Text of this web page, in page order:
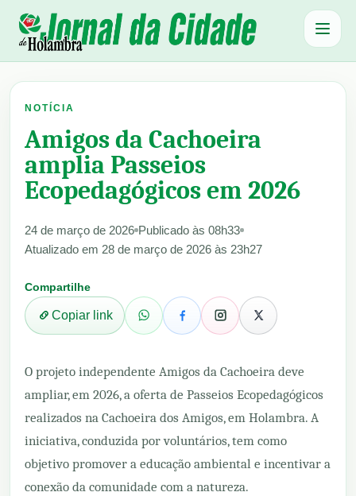
Abrir
NOTÍCIA
Amigos da Cachoeira
amplia Passeios
Ecopedagógicos em 2026
24 de março de 2026 Publicado às 08h33
Atualizado em 28 de março de 2026 às 23h27
Compartilhe
Copiar link
O projeto independente Amigos da Cachoeira deve
ampliar, em 2026, a oferta de Passeios Ecopedagógicos
realizados na Cachoeira dos Amigos, em Holambra. A
iniciativa, conduzida por voluntários, tem como
objetivo promover a educação ambiental e incentivar a
conexão da comunidade com a natureza.